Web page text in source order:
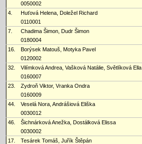
0050002
4.
Huťová Helena, Doležel Richard
0110001
7.
Chadima Šimon, Dudr Šimon
0180004
16.
Borýsek Matouš, Motyka Pavel
0120002
32.
Vilímková Andrea, Vašková Natálie, Světlíková Ella
0160007
23.
Zydroň Viktor, Vranka Ondra
0160009
44.
Veselá Nora, Andrášiová Eliška
0030012
46.
Šichnárková Anežka, Dostálková Elissa
0030002
17.
Tesárek Tomáš, Juřík Štěpán